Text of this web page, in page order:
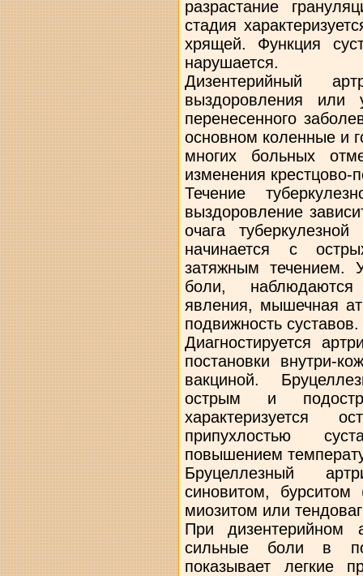
разрастание
стадия
хрящей. Функция
нарушается.
Дизентерийный
выздоровления
перенесенного
основном коленные и
многих больных
изменения
Течение
выздоровление
очага
начинается с
затяжным течением.
боли, наблюдаются
явления, мышечная
подвижность суставов.
Диагностируется
постановки внутри-
вакциной.
острым и
характеризуется
припухлостью
повышением
Бруцеллезный
синовитом, бурситом
миозитом или
При дизентерийном
сильные боли в
показывает легкие